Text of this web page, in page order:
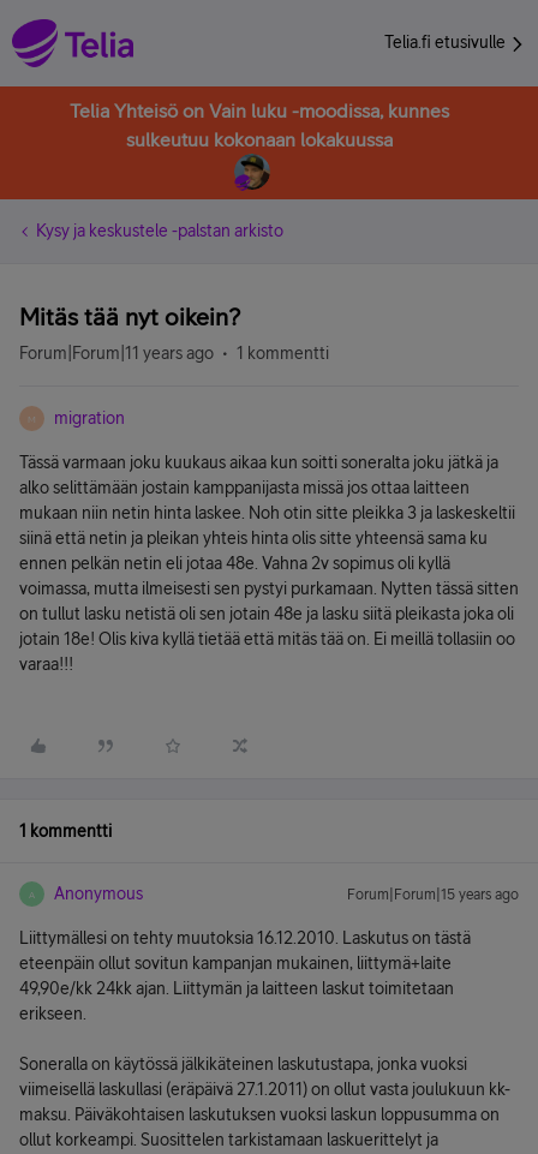
Telia.fi etusivulle
Telia Yhteisö on Vain luku -moodissa, kunnes
sulkeutuu kokonaan lokakuussa
Kysy ja keskustele -palstan arkisto
Mitäs tää nyt oikein?
Forum|Forum|11 years ago 1 kommentti
M migration
Tässä varmaan joku kuukaus aikaa kun soitti soneralta joku jätkä ja
alko selittämään jostain kamppanijasta missä jos ottaa laitteen
mukaan niin netin hinta laskee. Noh otin sitte pleikka 3 ja laskeskeltii
siinä että netin ja pleikan yhteis hinta olis sitte yhteensä sama ku
ennen pelkän netin eli jotaa 48e. Vahna 2v sopimus oli kyllä
voimassa, mutta ilmeisesti sen pystyi purkamaan. Nytten tässä sitten
on tullut lasku netistä oli sen jotain 48e ja lasku siitä pleikasta joka oli
jotain 18e! Olis kiva kyllä tietää että mitäs tää on. Ei meillä tollasiin oo
varaa!!!
1 kommentti
A Anonymous Forum|Forum|15 years ago
Liittymällesi on tehty muutoksia 16.12.2010. Laskutus on tästä
eteenpäin ollut sovitun kampanjan mukainen, liittymä+laite
49,90e/kk 24kk ajan. Liittymän ja laitteen laskut toimitetaan
erikseen.
Soneralla on käytössä jälkikäteinen laskutustapa, jonka vuoksi
viimeisellä laskullasi (eräpäivä 27.1.2011) on ollut vasta joulukuun kk-
maksu. Päiväkohtaisen laskutuksen vuoksi laskun loppusumma on
ollut korkeampi. Suosittelen tarkistamaan laskuerittelyt ja